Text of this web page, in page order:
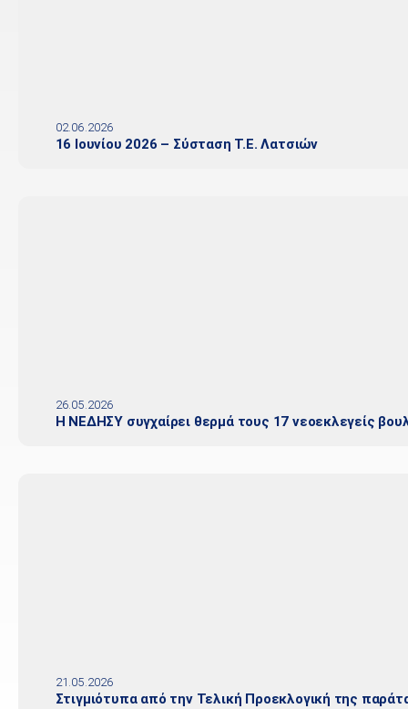
02.06.2026
16 Ιουνίου 2026 – Σύσταση Τ.Ε. Λατσιών
26.05.2026
Η ΝΕΔΗΣΥ συγχαίρει θερμά τους 17 νεοεκλεγείς
21.05.2026
Στιγμιότυπα από την Τελική Προεκλογική της